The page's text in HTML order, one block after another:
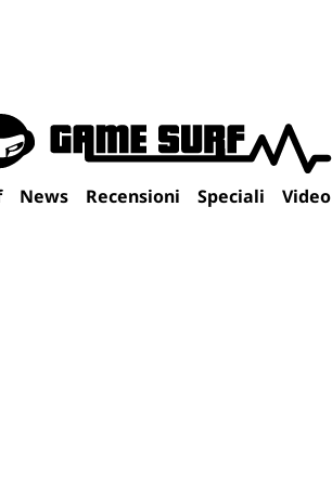
News Recensioni Speciali Video